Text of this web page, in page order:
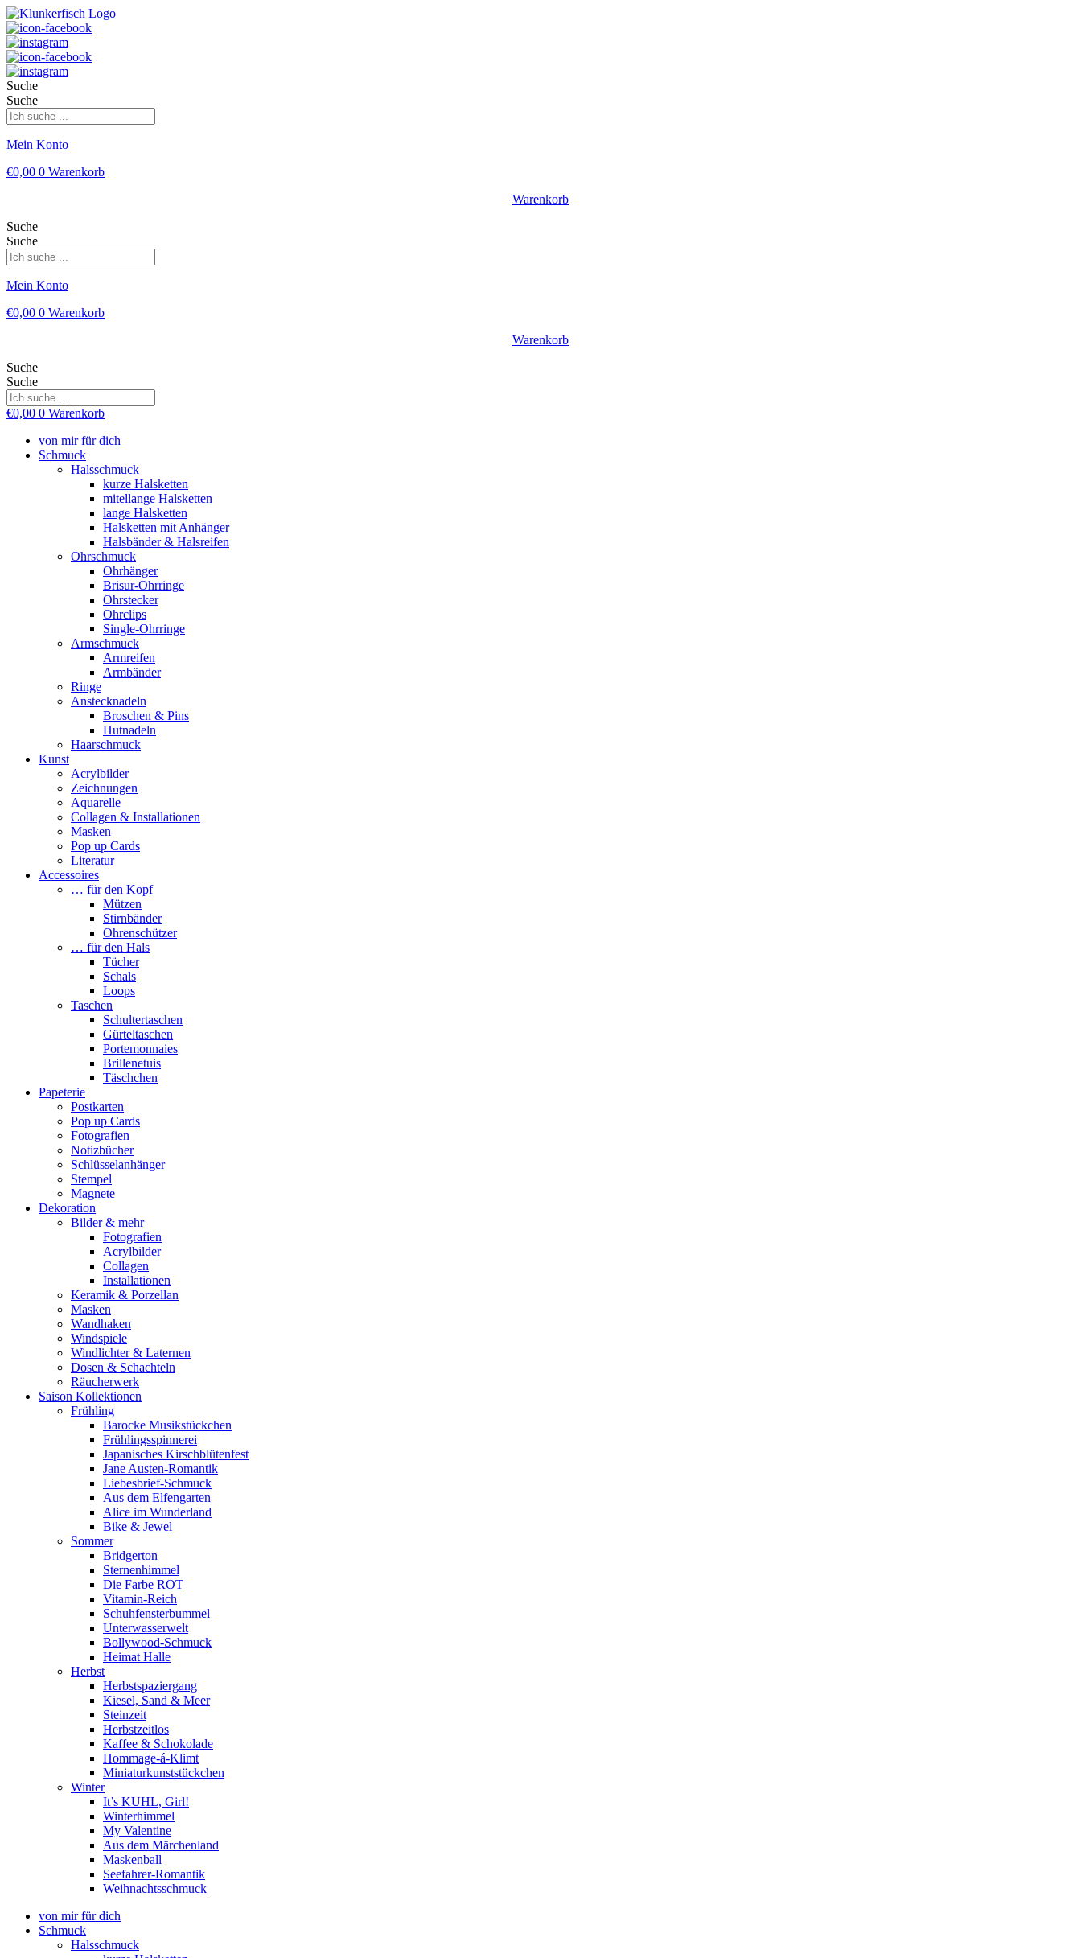
Suche
Suche
Mein Konto
€0,00 0 Warenkorb
Warenkorb
Suche
Suche
Mein Konto
€0,00 0 Warenkorb
Warenkorb
Suche
Suche
€0,00 0 Warenkorb
von mir für dich
Schmuck
Halsschmuck
kurze Halsketten
mitellange Halsketten
lange Halsketten
Halsketten mit Anhänger
Halsbänder & Halsreifen
Ohrschmuck
Ohrhänger
Brisur-Ohrringe
Ohrstecker
Ohrclips
Single-Ohrringe
Armschmuck
Armreifen
Armbänder
Ringe
Anstecknadeln
Broschen & Pins
Hutnadeln
Haarschmuck
Kunst
Acrylbilder
Zeichnungen
Aquarelle
Collagen & Installationen
Masken
Pop up Cards
Literatur
Accessoires
… für den Kopf
Mützen
Stirnbänder
Ohrenschützer
… für den Hals
Tücher
Schals
Loops
Taschen
Schultertaschen
Gürteltaschen
Portemonnaies
Brillenetuis
Täschchen
Papeterie
Postkarten
Pop up Cards
Fotografien
Notizbücher
Schlüsselanhänger
Stempel
Magnete
Dekoration
Bilder & mehr
Fotografien
Acrylbilder
Collagen
Installationen
Keramik & Porzellan
Masken
Wandhaken
Windspiele
Windlichter & Laternen
Dosen & Schachteln
Räucherwerk
Saison Kollektionen
Frühling
Barocke Musikstückchen
Frühlingsspinnerei
Japanisches Kirschblütenfest
Jane Austen-Romantik
Liebesbrief-Schmuck
Aus dem Elfengarten
Alice im Wunderland
Bike & Jewel
Sommer
Bridgerton
Sternenhimmel
Die Farbe ROT
Vitamin-Reich
Schuhfensterbummel
Unterwasserwelt
Bollywood-Schmuck
Heimat Halle
Herbst
Herbstspaziergang
Kiesel, Sand & Meer
Steinzeit
Herbstzeitlos
Kaffee & Schokolade
Hommage-á-Klimt
Miniaturkunststückchen
Winter
It’s KUHL, Girl!
Winterhimmel
My Valentine
Aus dem Märchenland
Maskenball
Seefahrer-Romantik
Weihnachtsschmuck
von mir für dich
Schmuck
Halsschmuck